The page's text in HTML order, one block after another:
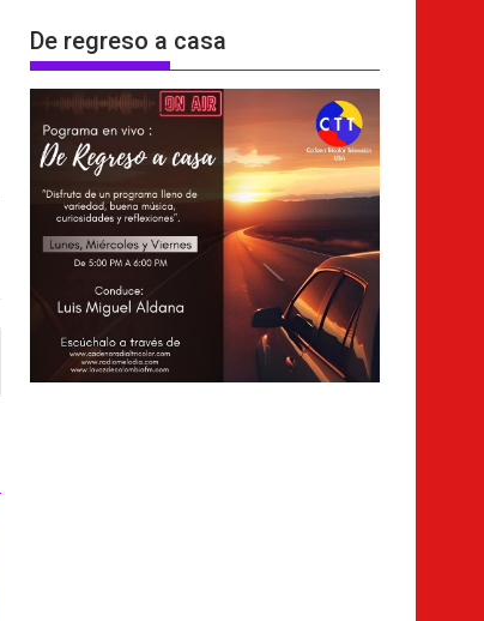
De regreso a casa